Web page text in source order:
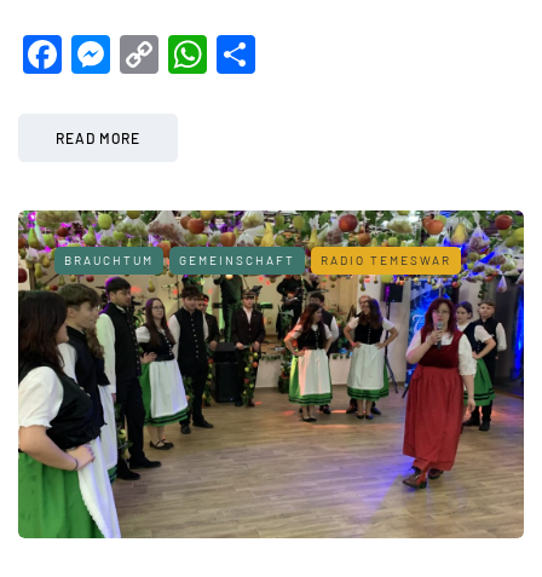
Facebook
Messenger
CopyWhatsApp
READ MORE
BRAUCHTUM GEMEINSCHAFT RADIO TEMESWAR